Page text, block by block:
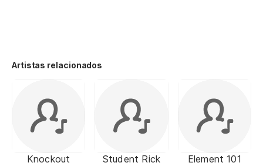
Artistas relacionados
Knockout Student Rick Element 101